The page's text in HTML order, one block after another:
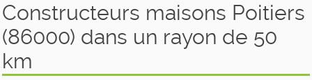
Constructeurs maisons Poitiers
(86000) dans un rayon de 50
km